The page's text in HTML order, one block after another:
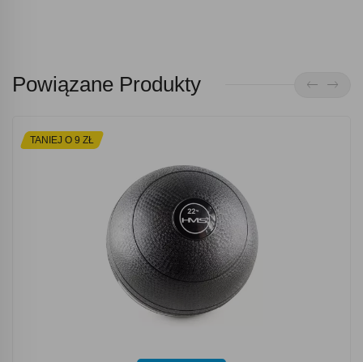
Powiązane Produkty
TANIEJ O 9 ZŁ